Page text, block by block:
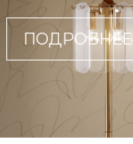
ПОДРОБНЕЕ